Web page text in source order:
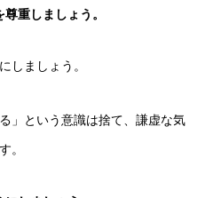
重しましょう。
しましょう。
」という意識は捨て、謙虚な気
。